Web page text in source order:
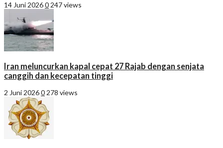
14 Juni 20260247 views
Iran meluncurkan kapal cepat 27 Rajab dengan senjata
canggih dan kecepatan tinggi
2 Juni 20260 278 views